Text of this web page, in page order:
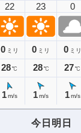
22
0 ミリ
28℃
1 m/s
23
0 ミリ
28 ℃
1m/s
0
0 ミリ
27℃
1 m/s
今日明日